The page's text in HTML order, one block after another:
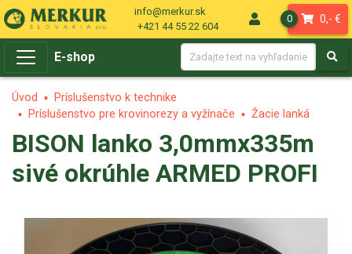
info@merkur.sk
+421 44 55 22 604
0 0,- €
E-shop
Úvod
Príslušenstvo k technike
Príslušenstvo pre krovinorezy a vyžínače
Žacie lanká
BISON lanko 3,0mmx335m
sivé okrúhle ARMED PROFI